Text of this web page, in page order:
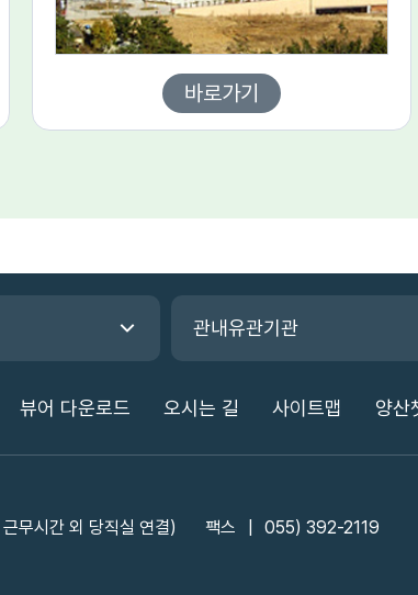
바로가기
관내유관기관
뷰어 다운로드 오시는 길 사이트맵 양산
시간 외 당직실 연결)
팩스
055) 392-2119